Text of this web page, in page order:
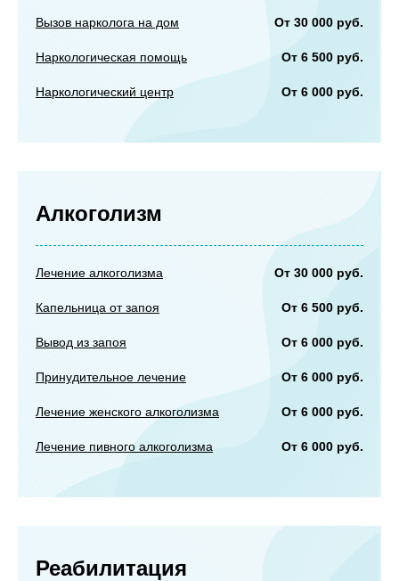
Вызов нарколога на дом От 30 000 руб.
Наркологическая помощь От 6 500 руб.
Наркологический центр От 6 000 руб.
Алкоголизм
Лечение алкоголизма От 30 000 руб.
Капельница от запоя От 6 500 руб.
Вывод из запоя От 6 000 руб.
Принудительное лечение От 6 000 руб.
Лечение женского алкоголизма От 6 000 руб.
Лечение пивного алкоголизма От 6 000 руб.
Реабилитация